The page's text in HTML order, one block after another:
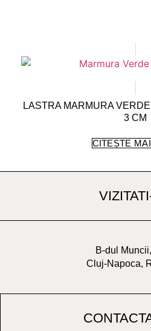
LASTRA MARMURA
3 CM
CITEȘTE
B-dul
Cluj-Napoca,